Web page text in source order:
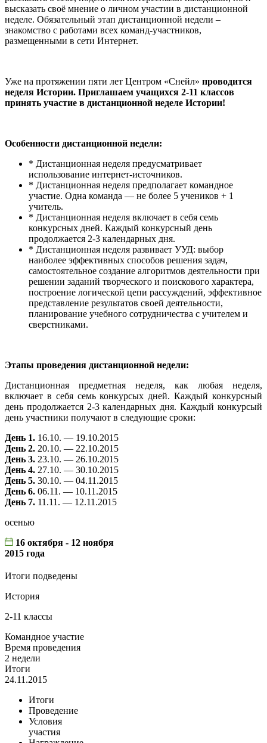
высказать своё мнение о личном участии в дистанционной
неделе. Обязательный этап дистанционной недели –
знакомство с работами всех команд-участников,
размещенными в сети Интернет.
Уже на протяжении пяти лет Центром «Снейл» проводится
неделя Истории. Приглашаем учащихся 2-11 классов
принять участие в дистанционной неделе Истории!
Особенности дистанционной недели:
* Дистанционная неделя предусматривает
использование интернет-источников.
* Дистанционная неделя предполагает командное
участие. Одна команда — не более 5 учеников + 1
учитель.
* Дистанционная неделя включает в себя семь
конкурсных дней. Каждый конкурсный день
продолжается 2-3 календарных дня.
* Дистанционная неделя развивает УУД: выбор
наиболее эффективных способов решения задач,
самостоятельное создание алгоритмов деятельности при
решении заданий творческого и поискового характера,
построение логической цепи рассуждений, эффективное
представление результатов своей деятельности,
планирование учебного сотрудничества с учителем и
сверстниками.
Этапы проведения дистанционной недели:
Дистанционная предметная неделя, как любая неделя,
включает в себя семь конкурсых дней. Каждый конкурсный
день продолжается 2-3 календарных дня. Каждый конкурсый
день участники получают в следующие сроки:
День 1. 16.10. — 19.10.2015
День 2. 20.10. — 22.10.2015
День 3. 23.10. — 26.10.2015
День 4. 27.10. — 30.10.2015
День 5. 30.10. — 04.11.2015
День 6. 06.11. — 10.11.2015
День 7. 11.11. — 12.11.2015
осенью
16 октября - 12 ноября
2015 года
Итоги подведены
История
2-11 классы
Командное участие
Время проведения
2 недели
Итоги
24.11.2015
Итоги
Проведение
Условия
участия